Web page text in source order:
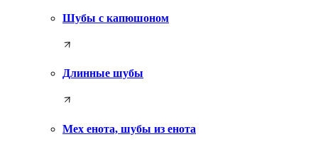
Шубы с капюшоном
Длинные шубы
Мех енота, шубы из енота